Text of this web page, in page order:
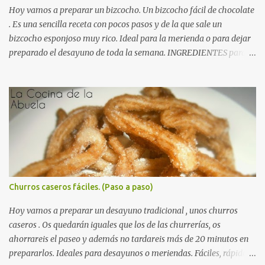
colorida hacia arriba, el ella y salamos al gusto. Picamos el ajo en
láminas gruesas y lo doramos...
Autorecambiosstore.ES
Hoy vamos a preparar un bizcocho. Un bizcocho fácil de chocolate
. Es una sencilla receta con pocos pasos y de la que sale un
bizcocho esponjoso muy rico. Ideal para la merienda o para dejar
preparado el desayuno de toda la semana. INGREDIENTES para
de harina 1 y ½ vasos de azúcar 1 vaso de cacao en polvo (tipo
Nesquik) ½ vaso de aceite de girasol ½ vaso de leche 1 sobre de
levadura química RECETA para un Bizcocho de chocolate fácil: En
un bol amplio echamos los huevos y el azúcar y batimos bien,
hasta que quede una crema amarillenta. Añadimos el aceite y la
leche y volvemos a batir. Agregamos el cacao, luego la harina y
finalmente la levadura. Mezclamos todo bien hasta formar una
pasta homogénea y sin grumos de color cacao. Preparamos el
molde, untándolo con una pizca de mantequilla y enharinando un
poco para que no se nos pegue el...
Churros caseros fáciles. (Paso a paso)
Hoy vamos a preparar un desayuno tradicional , unos churros
caseros . Os quedarán iguales que los de las churrerías, os
ahorrareis el paseo y además no tardareis más de 20 minutos en
prepararlos. Ideales para desayunos o meriendas. Fáciles, rápidos,